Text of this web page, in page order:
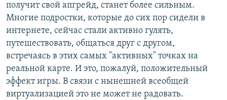
получит свой апгрейд, станет более сильным.
Многие подростки, которые до сих пор сидели в
интернете, сейчас стали активно гулять,
путешествовать, общаться друг с другом,
встречаясь в этих самых "активных" точках на
реальной карте. И это, пожалуй, положительный
эффект игры. В связи с нынешней всеобщей
виртуализацией это не может не радовать.